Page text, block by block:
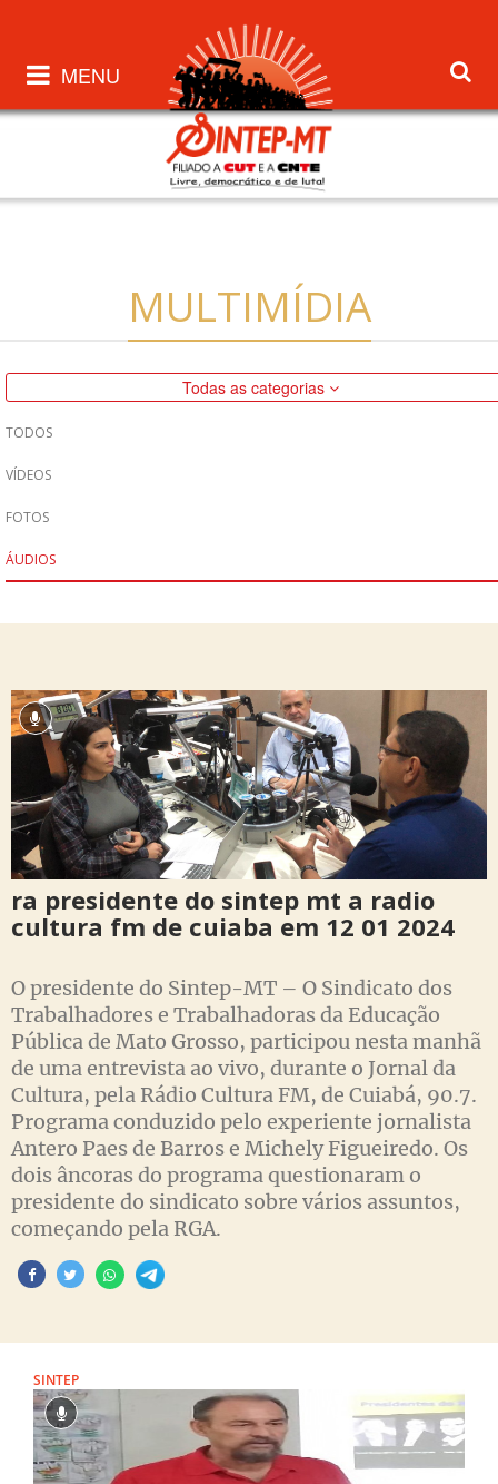
MENU
MULTIMÍDIA
Todas as categorias
TODOS
VÍDEOS
FOTOS
ÁUDIOS
ra presidente do sintep mt a radio
cultura fm de cuiaba em 12 01 2024
O presidente do Sintep-MT – O Sindicato dos
Trabalhadores e Trabalhadoras da Educação
Pública de Mato Grosso, participou nesta manhã
de uma entrevista ao vivo, durante o Jornal da
Cultura, pela Rádio Cultura FM, de Cuiabá, 90.7.
Programa conduzido pelo experiente jornalista
Antero Paes de Barros e Michely Figueiredo. Os
dois âncoras do programa questionaram o
presidente do sindicato sobre vários assuntos,
começando pela RGA.
SINTEP